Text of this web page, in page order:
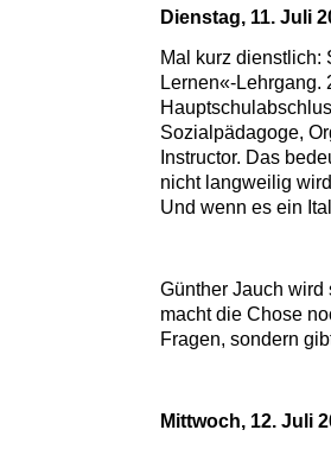
Dienstag, 11. Juli
Mal kurz dienstlich:
Lernen«-Lehrgang.
Sozialpädagoge,
Instructor. Das
nicht langweilig
Und wenn es ein
Günther Jauch
macht die Chose
Fragen, sondern
Mittwoch, 12. Juli